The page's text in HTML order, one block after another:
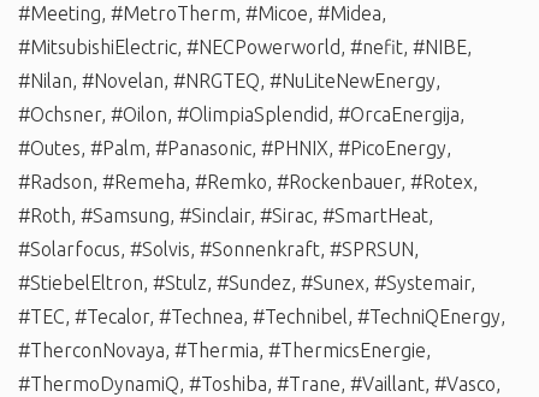
#Meeting, #MetroTherm, #Micoe, #Midea,
#MitsubishiElectric, #NECPowerworld, #nefit, #NIBE,
#Nilan, #Novelan, #NRGTEQ, #NuLiteNewEnergy,
#Ochsner, #Oilon, #OlimpiaSplendid, #OrcaEnergija,
#Outes, #Palm, #Panasonic, #PHNIX, #PicoEnergy,
#Radson, #Remeha, #Remko, #Rockenbauer, #Rotex,
#Roth, #Samsung, #Sinclair, #Sirac, #SmartHeat,
#Solarfocus, #Solvis, #Sonnenkraft, #SPRSUN,
#StiebelEltron, #Stulz, #Sundez, #Sunex, #Systemair,
#TEC, #Tecalor, #Technea, #Technibel, #TechniQEnergy,
#TherconNovaya, #Thermia, #ThermicsEnergie,
#ThermoDynamiQ, #Toshiba, #Trane, #Vaillant, #Vasco,